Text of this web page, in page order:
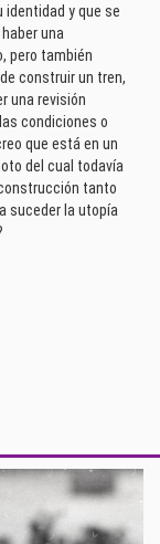
identidad y que se
una
pero también
construir un tren,
una revisión
condiciones o
que está en un
del cual todavía
tanto
suceder la utopía